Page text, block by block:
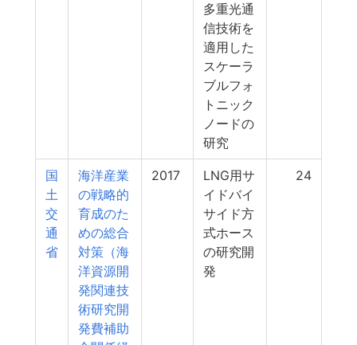
多重光通
信技術を
適用した
スケーラ
ブルフォ
トニック
ノードの
研究
国
土
交
通
省
海洋産業
の戦略的
育成のた
めの総合
対策（海
洋資源開
発関連技
術研究開
発費補助
2017
LNG用サ
イドバイ
サイド方
式ホース
の研究開
発
24